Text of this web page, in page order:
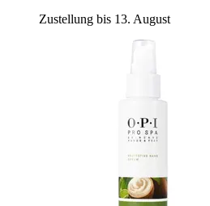
Zustellung bis 13. August